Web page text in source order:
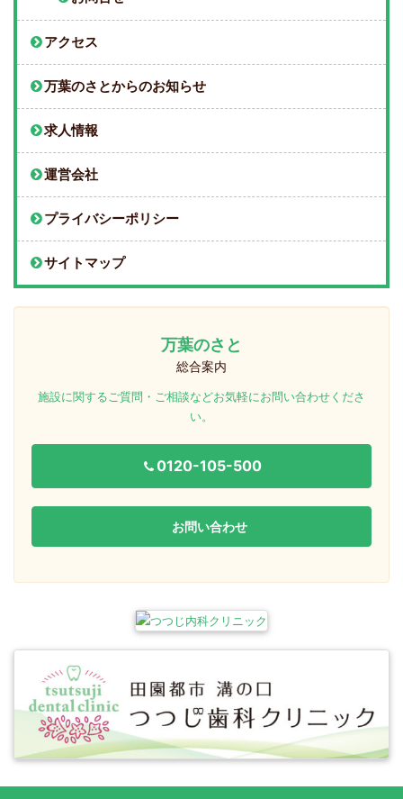
アクセス
万葉のさとからのお知らせ
求人情報
運営会社
プライバシーポリシー
サイトマップ
万葉のさと
総合案内
施設に関するご質問・ご相談などお気軽にお問い合わせくださ
い。
0120-105-500
お問い合わせ